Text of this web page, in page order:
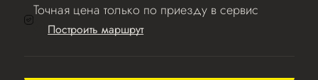
Точная цена только по приезду в сервис
Построить маршрут